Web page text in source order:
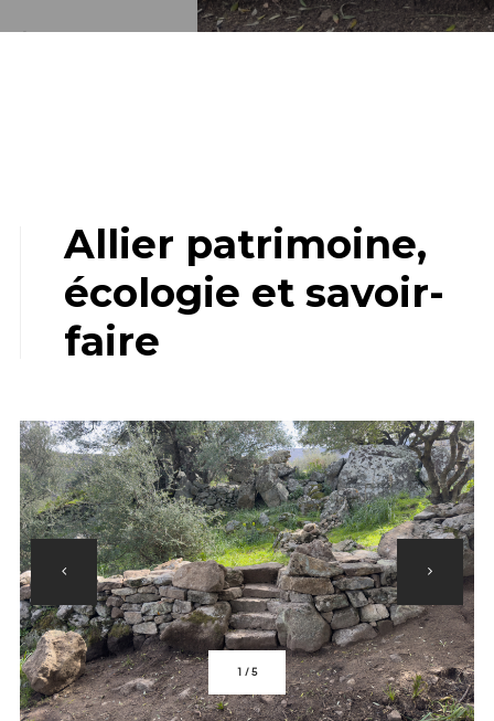
Allier patrimoine,
écologie et savoir-
faire
1 / 5